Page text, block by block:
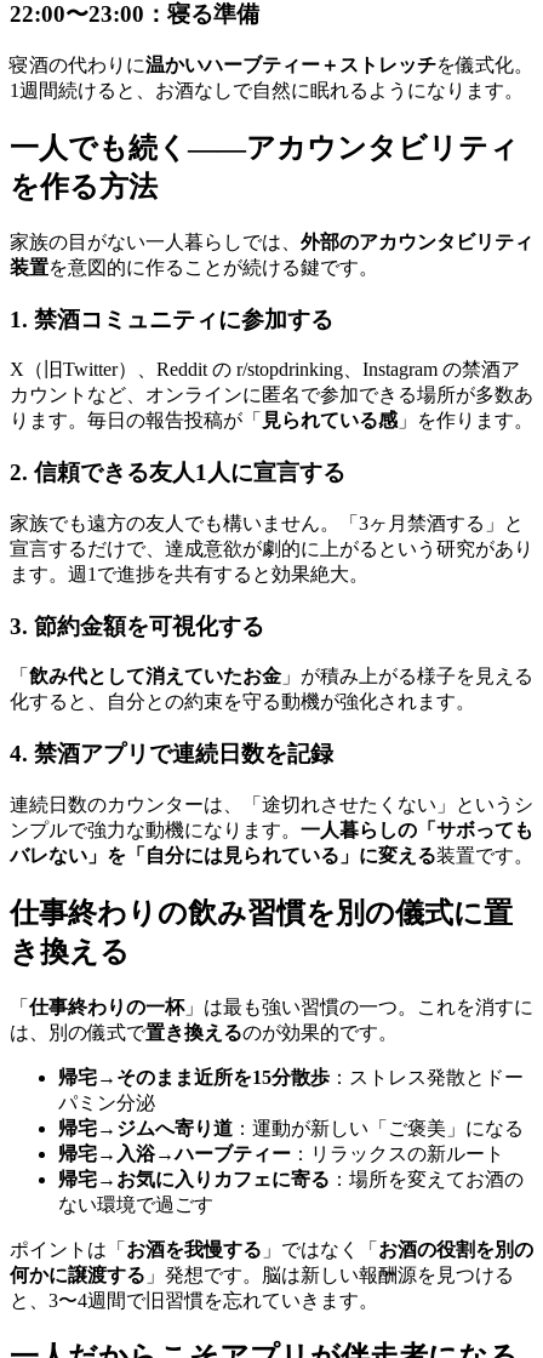
22:00〜23:00：寝る準備
寝酒の代わりに温かいハーブティー＋ストレッチを儀式化。
1週間続けると、お酒なしで自然に眠れるようになります。
一人でも続く——アカウンタビリティ
を作る方法
家族の目がない一人暮らしでは、 外部のアカウンタビリティ
装置を意図的に作ることが続ける鍵です。
1. 禁酒コミュニティに参加する
X（旧Twitter）、Reddit の r/stopdrinking、Instagram の禁酒ア
カウントなど、オンラインに匿名で参加できる場所が多数あ
ります。毎日の報告投稿が「 見られている感」を作ります。
2. 信頼できる友人1人に宣言する
家族でも遠方の友人でも構いません。「3ヶ月禁酒する」と
宣言するだけで、達成意欲が劇的に上がるという研究があり
ます。週1で進捗を共有すると効果絶大。
3. 節約金額を可視化する
「 飲み代として消えていたお金 」が積み上がる様子を見える
化すると、自分との約束を守る動機が強化されます。
4. 禁酒アプリで連続日数を記録
連続日数のカウンターは、「途切れさせたくない」というシ
ンプルで強力な動機になります。 一人暮らしの「サボっても
バレない」を「自分には見られている」に変える装置です。
仕事終わりの飲み習慣を別の儀式に置
き換える
「 仕事終わりの一杯」は最も強い習慣の一つ。これを消すに
は、別の儀式で置き換えるのが効果的です。
帰宅→そのまま近所を15分散歩 ：ストレス発散とドー
パミン分泌
帰宅→ジムへ寄り道 ：運動が新しい「ご褒美」になる
帰宅→入浴→ハーブティー ：リラックスの新ルート
帰宅→お気に入りカフェに寄る ：場所を変えてお酒の
ない環境で過ごす
ポイントは「 お酒を我慢する 」ではなく「 お酒の役割を別の
何かに譲渡する 」発想です。脳は新しい報酬源を見つける
と、3〜4週間で旧習慣を忘れていきます。